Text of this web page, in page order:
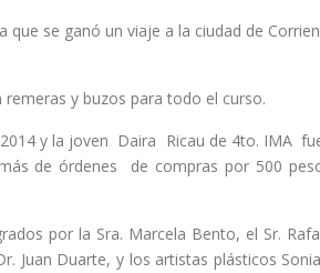
se ganó un viaje a la ciudad de
y buzos para todo el curso.
y la joven Daira Ricau de 4to. IMA
de órdenes de compras por 500
por la Sra. Marcela Bento, el Sr.
Juan Duarte, y los artistas plásticos